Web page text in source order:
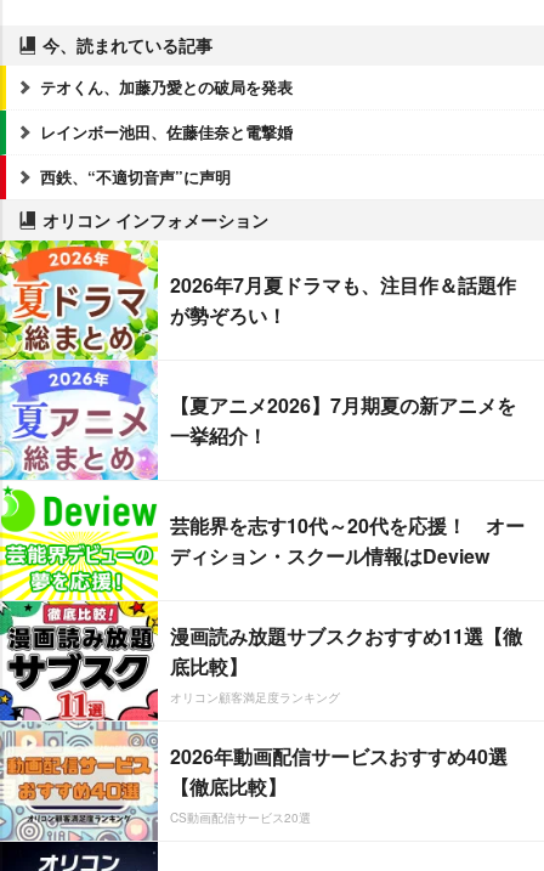
今、読まれている記事
テオくん、加藤乃愛との破局を発表
レインボー池田、佐藤佳奈と電撃婚
西鉄、“不適切音声”に声明
オリコン インフォメーション
2026年7月夏ドラマも、注目作＆話題作
が勢ぞろい！
【夏アニメ2026】7月期夏の新アニメを
一挙紹介！
芸能界を志す10代～20代を応援！ オー
ディション・スクール情報はDeview
漫画読み放題サブスクおすすめ11選【徹
底比較】
オリコン顧客満足度ランキング
2026年動画配信サービスおすすめ40選
【徹底比較】
CS動画配信サービス20選